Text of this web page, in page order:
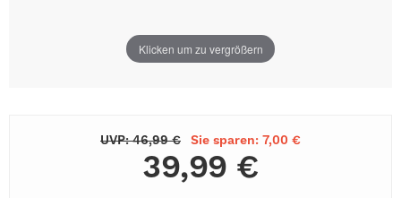
Klicken um zu vergrößern
UVP: 46,99 € Sie sparen: 7,00 €
39,99 €